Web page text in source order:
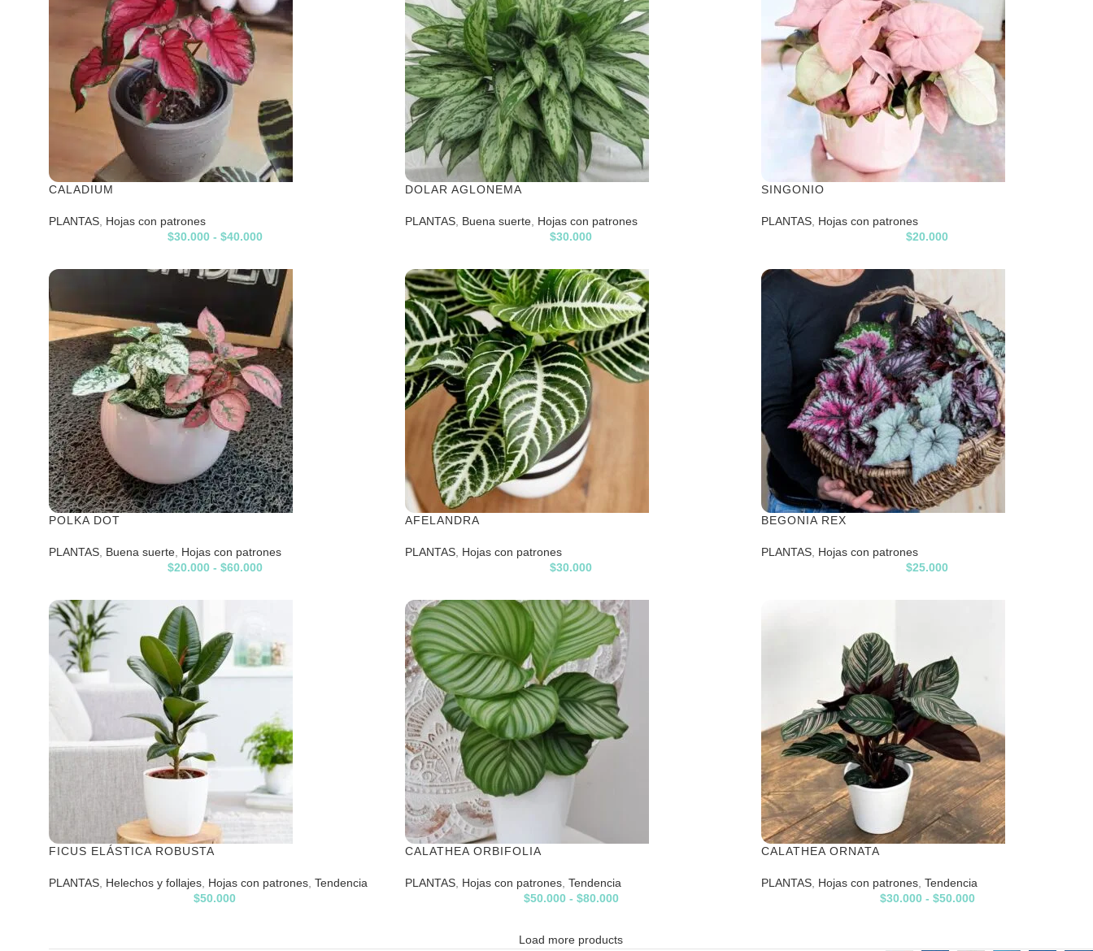
CALADIUM
PLANTAS Hojas con patrones
$30.000 - $40.000
DOLAR AGLONEMA
PLANTAS Buena suerte Hojas con patrones
$30.000
SINGONIO
PLANTAS Hojas con patrones
$20.000
POLKA DOT
PLANTAS Buena suerte Hojas con patrones
$20.000 - $60.000
AFELANDRA
PLANTAS Hojas con patrones
$30.000
BEGONIA REX
PLANTAS Hojas con patrones
$25.000
FICUS ELÁSTICA ROBUSTA
PLANTAS Helechos y follajes Hojas con patrones Tendencia
$50.000
CALATHEA ORBIFOLIA
PLANTAS Hojas con patrones Tendencia
$50.000 - $80.000
CALATHEA ORNATA
PLANTAS Hojas con patrones Tendencia
$30.000 - $50.000
Load more products